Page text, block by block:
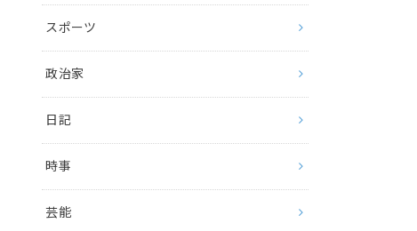
スポーツ
政治家
日記
時事
芸能